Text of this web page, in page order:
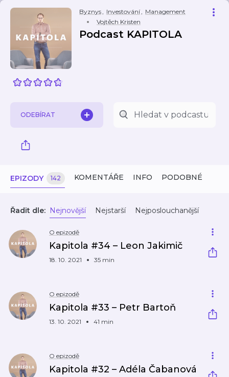
Byznys, Investování, Management
Vojtěch Kristen
Podcast KAPITOLA
ODEBÍRAT
EPIZODY 142 KOMENTÁŘE INFO PODOBNÉ
Řadit dle: Nejnovější Nejstarší Nejposlouchanější
O epizodě
Kapitola #34 – Leon Jakimič
18. 10. 2021 35 min
O epizodě
Kapitola #33 – Petr Bartoň
13. 10. 2021 41 min
O epizodě
Kapitola #32 – Adéla Čabanová